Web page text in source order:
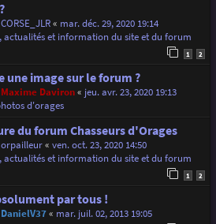
r
CORSE_JLR« mar. déc. 29, 2020 19:14
actualités et information du site et du forum
1 2
une image sur le forum ?
Maxime Daviron« jeu. avr. 23, 2020 19:13
d'orages
du forum Chasseurs d'Orages
orpailleur« ven. oct. 23, 2020 14:50
actualités et information du site et du forum
1 2
par tous !
DanielV37« mar. juil. 02, 2013 19:05